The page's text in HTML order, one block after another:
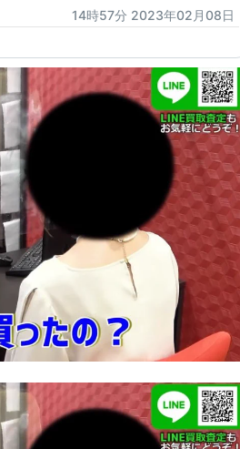
14時57分 2023年02月08日